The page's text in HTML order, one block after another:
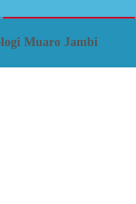
Muaro Jambi